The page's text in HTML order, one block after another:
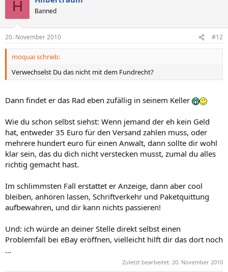
H Banned
20. November 2010 #12
moquai schrieb:
Verwechselst Du das nicht mit dem Fundrecht?
Dann findet er das Rad eben zufällig in seinem Keller
Wie du schon selbst siehst: Wenn jemand der eh kein Geld
hat, entweder 35 Euro für den Versand zahlen muss, oder
mehrere hundert euro für einen Anwalt, dann sollte dir wohl
klar sein, das du dich nicht verstecken musst, zumal du alles
richtig gemacht hast.
Im schlimmsten Fall erstattet er Anzeige, dann aber cool
bleiben, anhören lassen, Schriftverkehr und Paketquittung
aufbewahren, und dir kann nichts passieren!
Und: ich würde an deiner Stelle direkt selbst einen
Problemfall bei eBay eröffnen, vielleicht hilft dir das dort noch
...
Zuletzt bearbeitet: 20. November 2010